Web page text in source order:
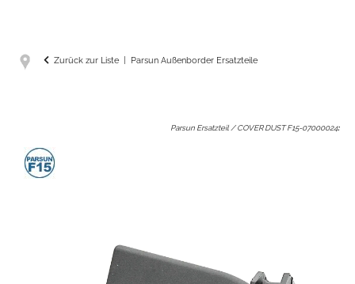
Zurück zur Liste Parsun Außenborder Ersatzteile
Parsun Ersatzteil / COVER DUST F15-07000024: